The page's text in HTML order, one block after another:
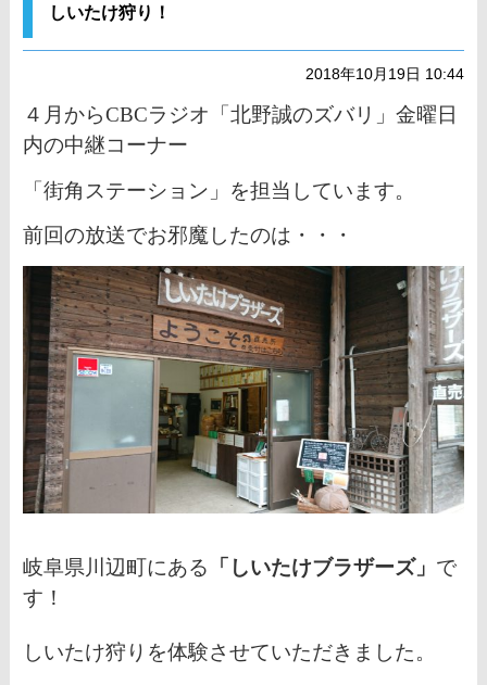
しいたけ狩り！
2018年10月19日 10:44
４月からCBCラジオ「北野誠のズバリ」金曜日
内の中継コーナー
「街角ステーション」を担当しています。
前回の放送でお邪魔したのは・・・
岐阜県川辺町にある 「しいたけブラザーズ」 で
す！
しいたけ狩りを体験させていただきました。